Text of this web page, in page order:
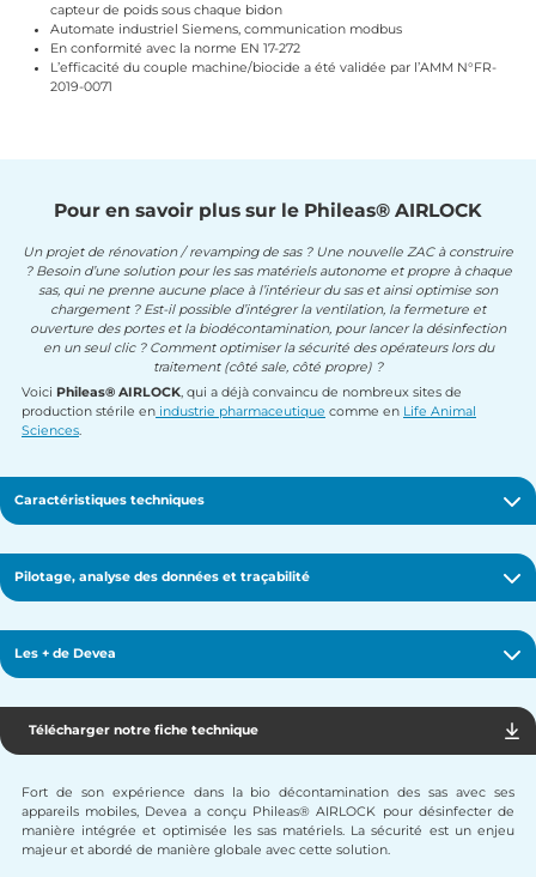
capteur de poids sous chaque bidon
Automate industriel Siemens, communication modbus
En conformité avec la norme EN 17-272
L’efficacité du couple machine/biocide a été validée par l’AMM N°FR-
2019-0071
Pour en savoir plus sur le Phileas® AIRLOCK
Un projet de rénovation / revamping de sas ? Une nouvelle ZAC à construire
? Besoin d’une solution pour les sas matériels autonome et propre à chaque
sas, qui ne prenne aucune place à l’intérieur du sas et ainsi optimise son
chargement ? Est-il possible d’intégrer la ventilation, la fermeture et
ouverture des portes et la biodécontamination, pour lancer la désinfection
en un seul clic ? Comment optimiser la sécurité des opérateurs lors du
traitement (côté sale, côté propre) ?
Voici Phileas® AIRLOCK, qui a déjà convaincu de nombreux sites de
production stérile en industrie pharmaceutique comme en Life Animal
Sciences.
Caractéristiques techniques
Pilotage, analyse des données et traçabilité
Les + de Devea
Télécharger notre fiche technique
Fort de son expérience dans la bio décontamination des sas avec ses
appareils mobiles, Devea a conçu Phileas® AIRLOCK pour désinfecter de
manière intégrée et optimisée les sas matériels. La sécurité est un enjeu
majeur et abordé de manière globale avec cette solution.